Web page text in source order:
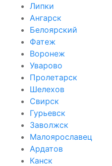
Липки
Ангарск
Белоярский
Фатеж
Воронеж
Уварово
Пролетарск
Шелехов
Свирск
Гурьевск
Заволжск
Малоярославец
Ардатов
Канск